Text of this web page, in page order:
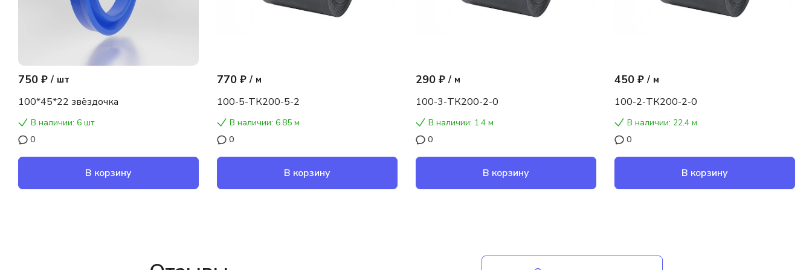
750 ₽ / шт
100*45*22 звёздочка
В наличии: 6 шт
0
В корзину
770 ₽ / м
100-5-ТК200-5-2
В наличии: 6.85 м
0
В корзину
290 ₽ / м
100-3-ТК200-2-0
В наличии: 1.4 м
0
В корзину
450 ₽ / м
100-2-ТК200-2-0
В наличии: 22.4 м
0
В корзину